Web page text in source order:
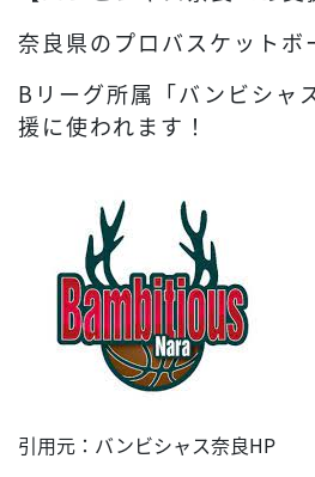
奈良県のプロバスケットボ
Bリーグ所属「バンビシャ
援に使われます！
引用元：バンビシャス奈良HP